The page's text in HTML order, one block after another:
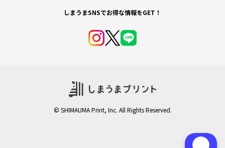
© SHIMAUMA Print, Inc. All Rights Reserved.